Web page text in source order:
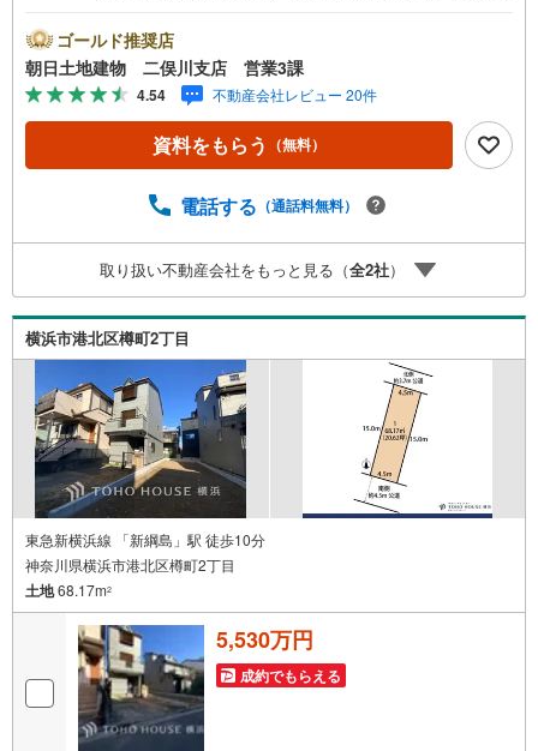
ーナーなど、お子様にも退屈せずにお過ごし頂けます。■
テレワークで作業効率のUP化オウチ時間で人生を豊かにす
るためにONとOFFを切り替えて、家族との時間も増えて幸
せマイホームを！■ 住宅ローンのご相談承ります。■住まい
選びはフィーリングも大切です。現地の空気や雰囲気を感
じてみましょう。営業スタッフまでお問合せくださいま
そうですが住まい選びはフィーリングも大切です。現地の
情報ですお客様のこだわりを聞かせてください！■ ご来店
時にはお車の無料提携駐車場ございます。詳しくは営業ス
タッフまでお問合せくださいませ！■周辺の教育施設やスー
パー、ドラックストア等の情報、災害情報等がわかる「物
件レポート」お渡します■他の物件と併せてご案内もOK-ご
自宅や指定場所から無料送迎もOK-当日見学もOKです！
ゴールド推奨店
朝日土地建物 二俣川支店 営業3課
4.54 不動産会社レビュー 20件
資料をもらう （無料）
電話する （通話料無料）
取り扱い不動産会社をもっと見る（全2社）
横浜市港北区樽町2丁目
東急新横浜線 「新綱島」駅 徒歩10分
神奈川県横浜市港北区樽町2丁目
土地68.17m2
5,530万円
成約でもらえる